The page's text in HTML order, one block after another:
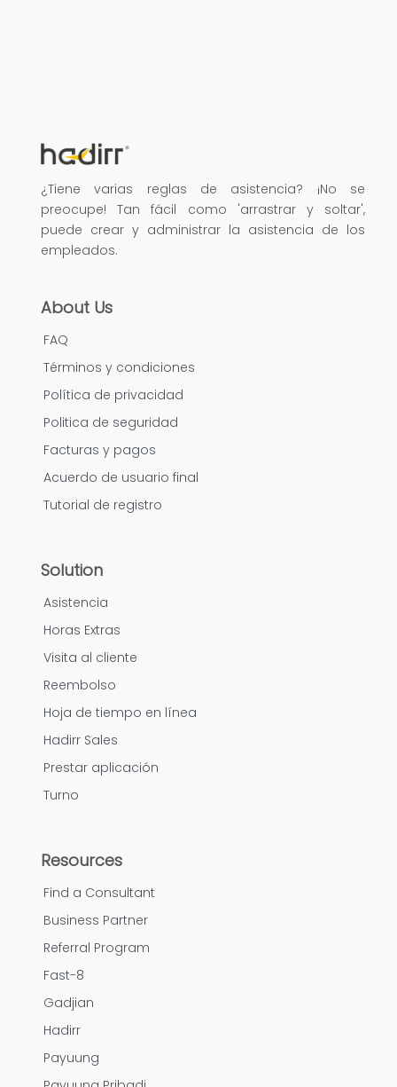
¿Tiene varias reglas de asistencia? ¡No se
preocupe! Tan fácil como 'arrastrar y soltar',
puede crear y administrar la asistencia de los
empleados.
About Us
FAQ
Términos y condiciones
Política de privacidad
Politica de seguridad
Facturas y pagos
Acuerdo de usuario final
Tutorial de registro
Solution
Asistencia
Horas Extras
Visita al cliente
Reembolso
Hoja de tiempo en línea
Hadirr Sales
Prestar aplicación
Turno
Resources
Find a Consultant
Business Partner
Referral Program
Fast-8
Gadjian
Hadirr
Payuung